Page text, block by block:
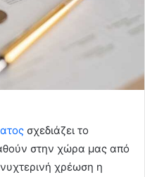
σχεδιάζει το
στην χώρα μας από
χρέωση η